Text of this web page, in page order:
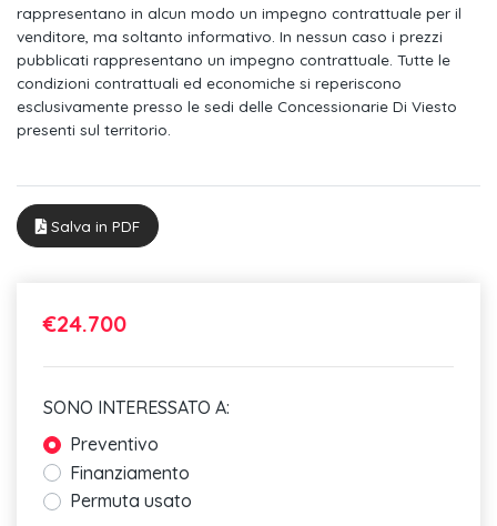
Dispositivo antiavviamento elettronico
Ricezione radio digitale (dab)
Sistema di controllo pressione pneumatici
Freno di stazionamento elettromeccanico
Specchietti retrovisivi esterni regolabili e riscaldabili
40:60 o
Appoggiabraccia centrale anteriore
Cielo dell'abitacolo in tessuto
Tappetini anteriori e posteriori in velours abbinati al colore
della
Assetto di serie
rappresentano in alcun modo un impegno contrattuale per il
venditore, ma soltanto informativo. In nessun caso i prezzi
pubblicati rappresentano un impegno contrattuale. Tutte le
condizioni contrattuali ed economiche si reperiscono
esclusivamente presso le sedi delle Concessionarie Di Viesto
presenti sul territorio.
Salva in PDF
€24.700
SONO INTERESSATO A:
Preventivo
Finanziamento
Permuta usato